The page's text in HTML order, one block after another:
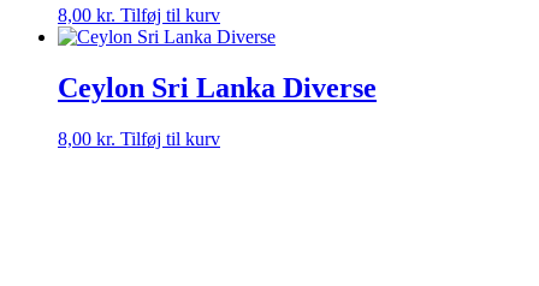
8,00 kr. Tilføj til kurv
Ceylon Sri Lanka Diverse
8,00 kr. Tilføj til kurv